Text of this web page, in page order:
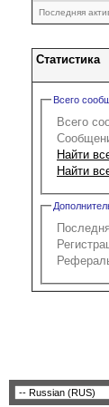
Последняя
Статистика
Всего
Всего
Найти
Найти